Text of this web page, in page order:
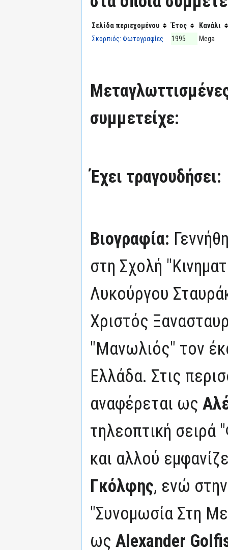
Σελίδα περιεχομένου Έτος
Κανάλι
Σκορπιός: Φωτογραφίες
1995 Mega
συμμετείχε:
Έχει τραγουδήσει:
Βιογραφία:
στη Σχολή
Λυκούργου
Χριστός
"Μανωλιός" τον
Ελλάδα. Στις
αναφέρεται ως
τηλεοπτική
και αλλού
Γκόλφης, ενώ στην
"Συνομωσία Στη
ως Alexander